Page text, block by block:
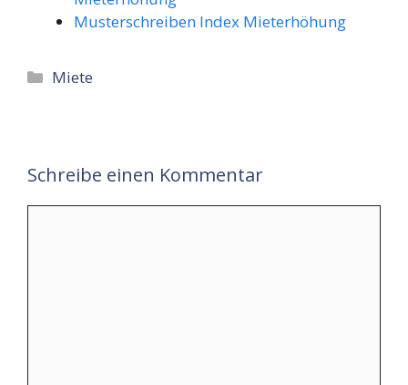
Musterschreiben Index Mieterhöhung
Kategorien
Miete
Schreibe einen Kommentar